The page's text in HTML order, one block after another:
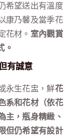
希望送出有溫度
康乃馨及當季花
花材。 室內觀賞
。
有誠意
永生花盅，鮮花
系和花材（依花
主，瓶身精緻、
但仍希望有設計